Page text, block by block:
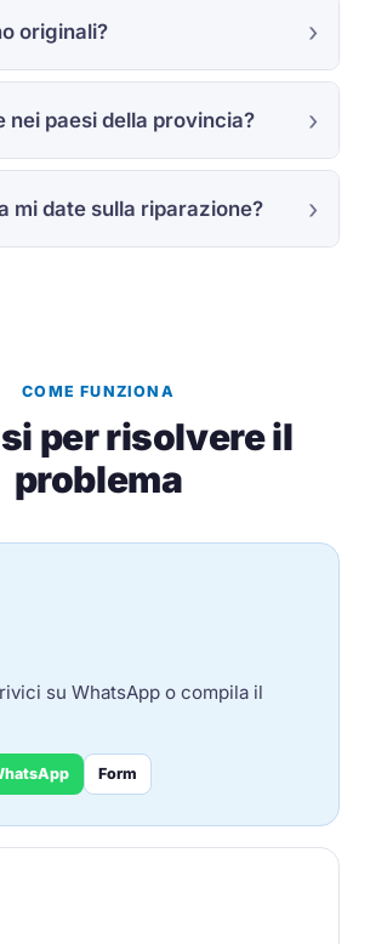
originali?
nei paesi della provincia?
mi date sulla riparazione?
COME FUNZIONA
per risolvere il
problema
su WhatsApp o compila il
Form